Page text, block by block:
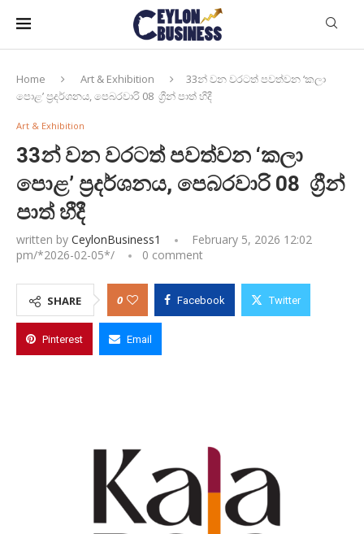
Home Art & Exhibition
33න් වන වරටත් පවත්වන ‘කලා
පොළ’ ප්‍රදර්ශනය, පෙබරවාරි 08 ග්‍රීන් පාත් හීදී
Art & Exhibition
33න් වන වරටත් පවත්වන ‘කලා
පොළ’ ප්‍රදර්ශනය, පෙබරවාරි 08 ග්‍රීන්
පාත් හීදී
written by CeylonBusiness1
February 5, 2026 12:02
pm/*2026-02-05*/ 0 comment
SHARE 0 Facebook Twitter
Pinterest Email